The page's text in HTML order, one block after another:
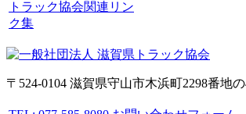
トラック協会関連リン
ク集
〒524-0104 滋賀県守山市木浜町2298番地